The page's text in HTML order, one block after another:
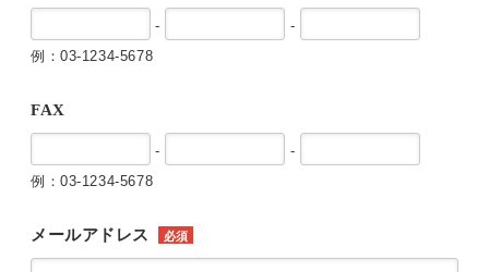
-
-
例：03-1234-5678
FAX
-
-
例：03-1234-5678
メールアドレス 必須